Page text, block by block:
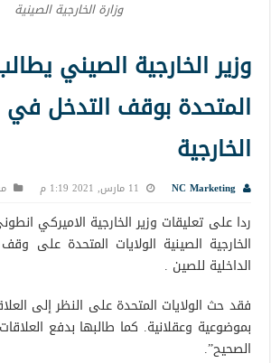
وزارة الخارجية الصينية
وزير الخارجية الصيني
المتحدة بوقف التدخل
الخارجية
NC Marketing 11 مارس, 2021 1:19 م
ردا على تعليقات وزير الخارجية الاميركي
الخارجية الصينية الولايات المتحدة على
الداخلية للصين .
فقد حث الولايات المتحدة على النظر إلى
بموضوعية وعقلانية. كما طالبها بدفع
الصحيح”.